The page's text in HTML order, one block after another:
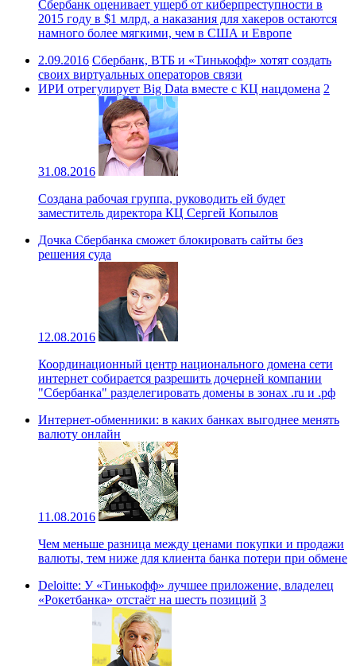
Сбербанк оценивает ущерб от киберпреступности в
2015 году в $1 млрд, а наказания для хакеров остаются
намного более мягкими, чем в США и Европе
2.09.2016 Сбербанк, ВТБ и «Тинькофф» хотят создать
своих виртуальных операторов связи
ИРИ отрегулирует Big Data вместе с КЦ нацдомена 2
31.08.2016
Создана рабочая группа, руководить ей будет
заместитель директора КЦ Сергей Копылов
Дочка Сбербанка сможет блокировать сайты без
решения суда
12.08.2016
Координационный центр национального домена сети
интернет собирается разрешить дочерней компании
"Сбербанка" разделегировать домены в зонах .ru и .рф
Интернет-обменники: в каких банках выгоднее менять
валюту онлайн
11.08.2016
Чем меньше разница между ценами покупки и продажи
валюты, тем ниже для клиента банка потери при обмене
Deloitte: У «Тинькофф» лучшее приложение, владелец
«Рокетбанка» отстаёт на шесть позиций 3